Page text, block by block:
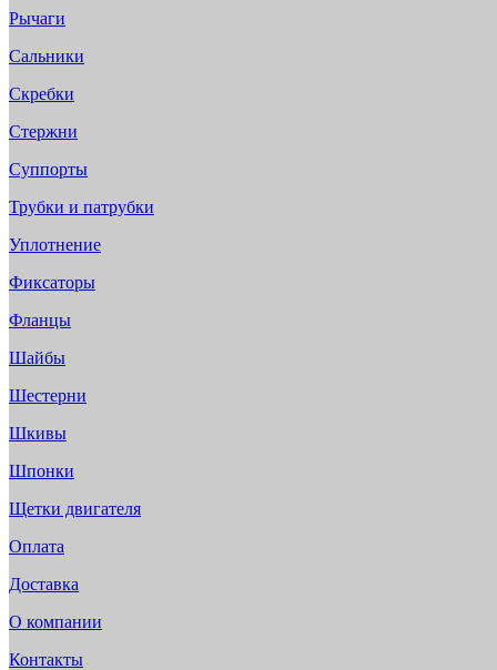
Рычаги
Сальники
Скребки
Стержни
Суппорты
Трубки и патрубки
Уплотнение
Фиксаторы
Фланцы
Шайбы
Шестерни
Шкивы
Шпонки
Щетки двигателя
Оплата
Доставка
О компании
Контакты